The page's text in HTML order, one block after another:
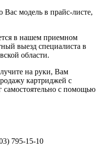
модель в прайс-листе,
в нашем приемном
выезд специалиста в
области.
на руки, Вам
картриджей с
самостоятельно с помощью
795-15-10